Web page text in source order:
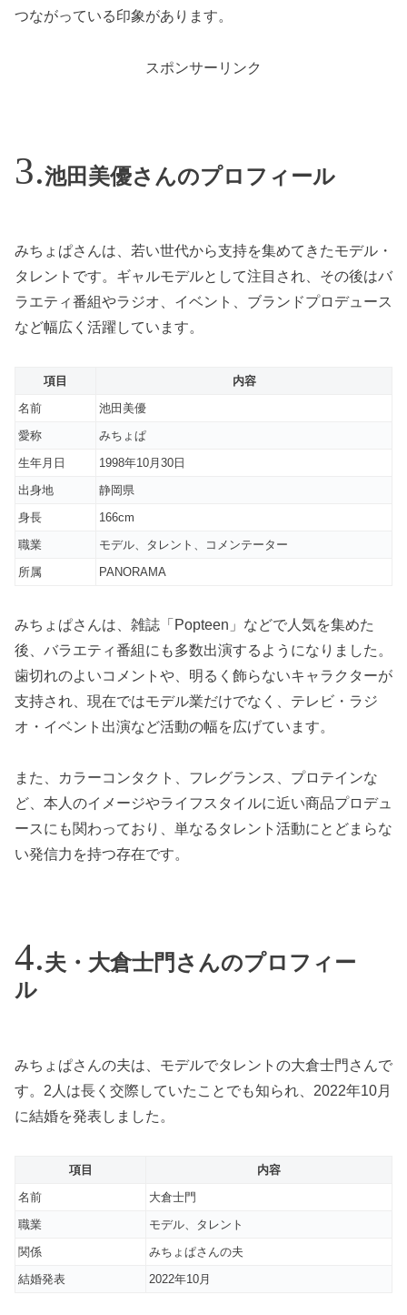
つながっている印象があります。
スポンサーリンク
池田美優さんのプロフィール
みちょぱさんは、若い世代から支持を集めてきたモデル・
タレントです。ギャルモデルとして注目され、その後はバ
ラエティ番組やラジオ、イベント、ブランドプロデュース
など幅広く活躍しています。
項目
内容
名前
池田美優
愛称
みちょぱ
生年月日
1998年10月30日
出身地
静岡県
身長
166cm
職業
モデル、タレント、コメンテーター
所属
PANORAMA
みちょぱさんは、雑誌「Popteen」などで人気を集めた
後、バラエティ番組にも多数出演するようになりました。
歯切れのよいコメントや、明るく飾らないキャラクターが
支持され、現在ではモデル業だけでなく、テレビ・ラジ
オ・イベント出演など活動の幅を広げています。
また、カラーコンタクト、フレグランス、プロテインな
ど、本人のイメージやライフスタイルに近い商品プロデュ
ースにも関わっており、単なるタレント活動にとどまらな
い発信力を持つ存在です。
夫・大倉士門さんのプロフィー
ル
みちょぱさんの夫は、モデルでタレントの大倉士門さんで
す。2人は長く交際していたことでも知られ、2022年10月
に結婚を発表しました。
項目
内容
名前
大倉士門
職業
モデル、タレント
関係
みちょぱさんの夫
結婚発表
2022年10月